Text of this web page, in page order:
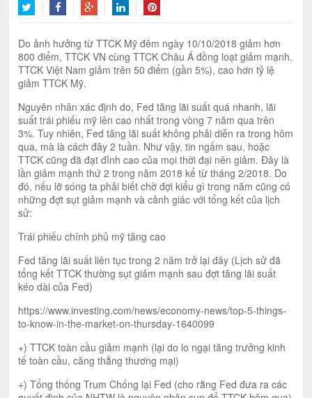
Do ảnh hưởng từ TTCK Mỹ đêm ngày 10/10/2018 giảm hơn
800 điểm, TTCK VN cùng TTCK Châu Á đồng loạt giảm mạnh.
TTCK Việt Nam giảm trên 50 điểm (gần 5%), cao hơn tỷ lệ
giảm TTCK Mỹ.
Nguyên nhân xác định do, Fed tăng lãi suất quá nhanh, lãi
suất trái phiếu mỹ lên cao nhất trong vòng 7 năm qua trên
3%. Tuy nhiên, Fed tăng lãi suất không phải diễn ra trong hôm
qua, mà là cách đây 2 tuần. Như vậy, tin ngấm sau, hoặc
TTCK cũng đã đạt đỉnh cao của mọi thời đại nên giảm. Đây là
lần giảm mạnh thứ 2 trong năm 2018 kể từ tháng 2/2018. Do
đó, nếu lỡ sóng ta phải biết chờ đợi kiểu gì trong năm cũng có
những đợt sụt giảm mạnh và cảnh giác với tổng kết của lịch
sử:
Trái phiếu chính phủ mỹ tăng cao
Fed tăng lãi suất liên tục trong 2 năm trở lại đây (Lịch sử đã
tổng kết TTCK thường sụt giảm mạnh sau đợt tăng lãi suất
kéo dài của Fed)
https://www.investing.com/news/economy-news/top-5-things-
to-know-in-the-market-on-thursday-1640099
+) TTCK toàn cầu giảm mạnh (lại do lo ngại tăng trưởng kinh
tế toàn cầu, căng thẳng thương mại)
+) Tổng thống Trum Chống lại Fed (cho rằng Fed đưa ra các